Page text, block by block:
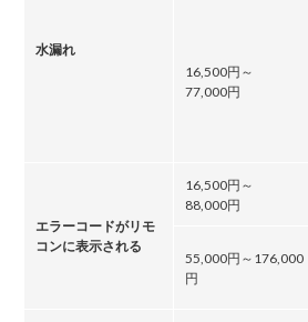
水漏れ
16,500円～
77,000円
エラーコードがリモ
コンに表示される
16,500円～
88,000円
55,000円～176,000
円